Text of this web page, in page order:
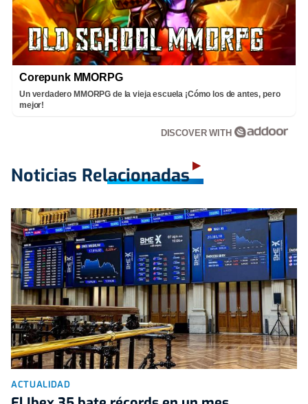
Corepunk MMORPG
Un verdadero MMORPG de la vieja escuela ¡Cómo los de antes, pero
mejor!
DISCOVER WITH
Noticias Relacionadas
ACTUALIDAD